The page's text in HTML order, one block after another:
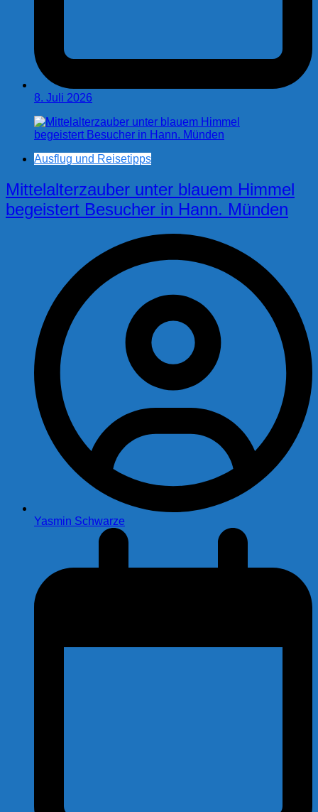
8. Juli 2026
Ausflug und Reisetipps
Mittelalterzauber unter blauem Himmel
begeistert Besucher in Hann. Münden
Yasmin Schwarze